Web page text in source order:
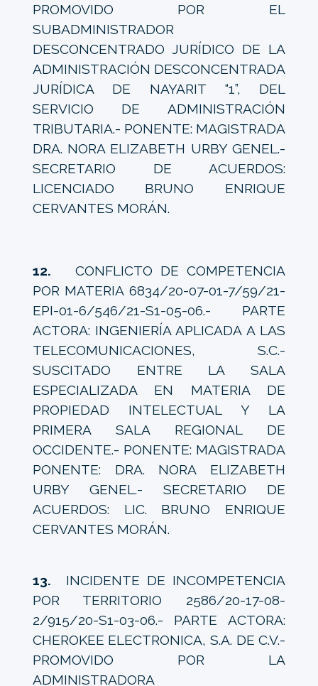
PROMOVIDO POR EL
SUBADMINISTRADOR
DESCONCENTRADO JURÍDICO DE LA
ADMINISTRACIÓN DESCONCENTRADA
JURÍDICA DE NAYARIT “1”, DEL
SERVICIO DE ADMINISTRACIÓN
TRIBUTARIA.- PONENTE: MAGISTRADA
DRA. NORA ELIZABETH URBY GENEL.-
SECRETARIO DE ACUERDOS:
LICENCIADO BRUNO ENRIQUE
CERVANTES MORÁN.
12. CONFLICTO DE COMPETENCIA
POR MATERIA 6834/20-07-01-7/59/21-
EPI-01-6/546/21-S1-05-06.- PARTE
ACTORA: INGENIERÍA APLICADA A LAS
TELECOMUNICACIONES, S.C.-
SUSCITADO ENTRE LA SALA
ESPECIALIZADA EN MATERIA DE
PROPIEDAD INTELECTUAL Y LA
PRIMERA SALA REGIONAL DE
OCCIDENTE.- PONENTE: MAGISTRADA
PONENTE: DRA. NORA ELIZABETH
URBY GENEL.- SECRETARIO DE
ACUERDOS: LIC. BRUNO ENRIQUE
CERVANTES MORÁN.
13. INCIDENTE DE INCOMPETENCIA
POR TERRITORIO 2586/20-17-08-
2/915/20-S1-03-06.- PARTE ACTORA:
CHEROKEE ELECTRONICA, S.A. DE C.V.-
PROMOVIDO POR LA
ADMINISTRADORA